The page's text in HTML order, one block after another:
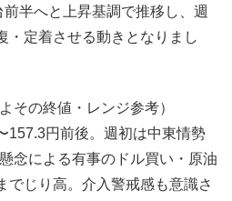
半へと上昇基調で推移し、週
・定着させる動きとなりまし
その終値・レンジ参考）
157.3円前後。週初は中東情勢
念による有事のドル買い・原油
でじり高。介入警戒感も意識さ